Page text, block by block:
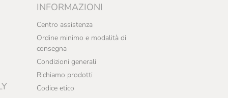
INFORMAZIONI
Centro assistenza
Ordine minimo e modalità di
consegna
Condizioni generali
Richiamo prodotti
Codice etico